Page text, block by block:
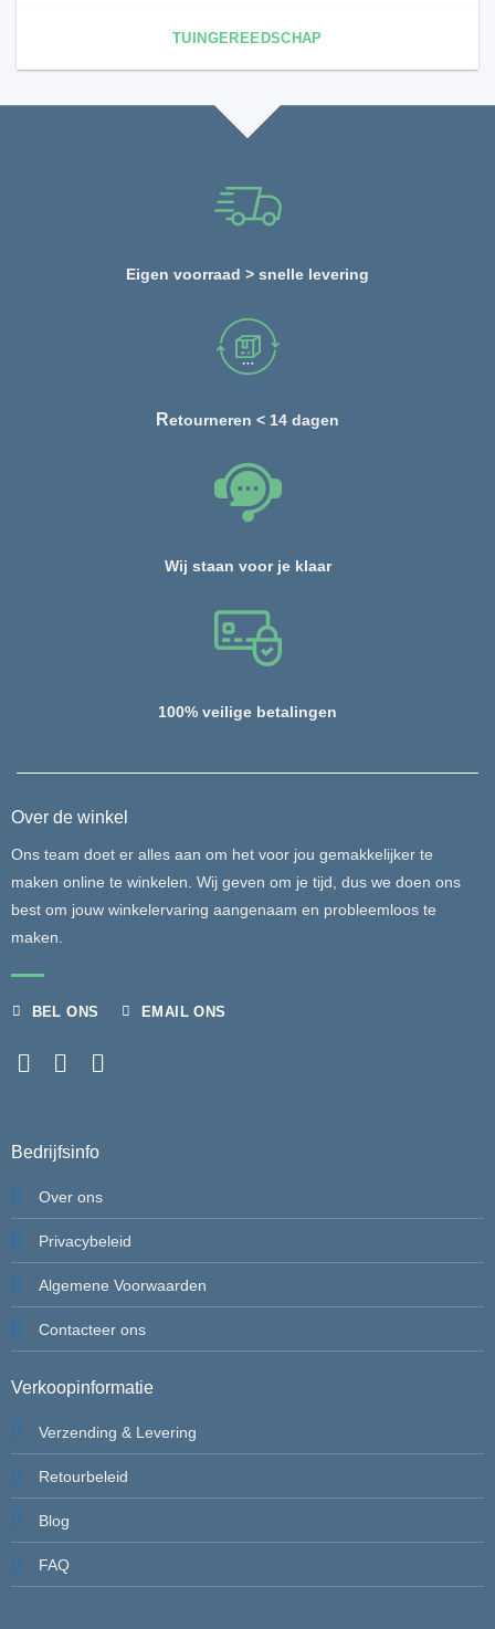
TUINGEREEDSCHAP
Eigen voorraad > snelle levering
Retourneren < 14 dagen
Wij staan voor je klaar
100% veilige betalingen
Over de winkel
Ons team doet er alles aan om het voor jou gemakkelijker te
maken online te winkelen. Wij geven om je tijd, dus we doen ons
best om jouw winkelervaring aangenaam en probleemloos te
maken.
BEL ONS EMAIL ONS
Bedrijfsinfo
Over ons
Privacybeleid
Algemene Voorwaarden
Contacteer ons
Verkoopinformatie
Verzending & Levering
Retourbeleid
Blog
FAQ